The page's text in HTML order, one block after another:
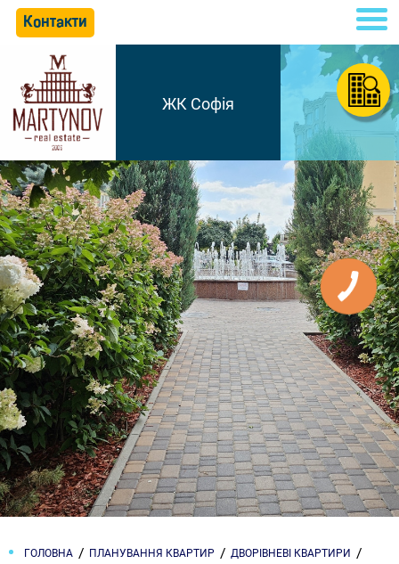
Контакти
ЖК Софія
ГОЛОВНА ПЛАНУВАННЯ КВАРТИР
ДВОРІВНЕВІ КВАРТИРИ